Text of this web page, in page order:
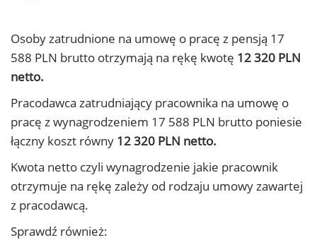
Osoby zatrudnione na umowę o pracę z pensją 17
588 PLN brutto otrzymają na rękę kwotę 12 320 PLN
netto.
Pracodawca zatrudniający pracownika na umowę o
pracę z wynagrodzeniem 17 588 PLN brutto poniesie
łączny koszt równy 12 320 PLN netto.
Kwota netto czyli wynagrodzenie jakie pracownik
otrzymuje na rękę zależy od rodzaju umowy zawartej
z pracodawcą.
Sprawdź również: